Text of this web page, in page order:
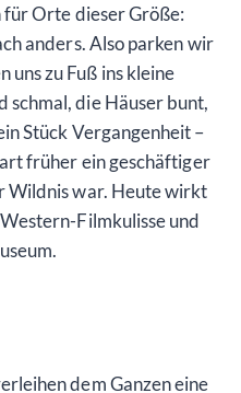
für Orte dieser Größe:
anders. Also parken wir
uns zu Fuß ins kleine
schmal, die Häuser bunt,
Stück Vergangenheit –
früher ein geschäftiger
Wildnis war. Heute wirkt
Filmkulisse und
dem Ganzen eine